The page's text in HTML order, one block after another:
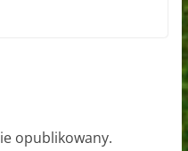
opublikowany.